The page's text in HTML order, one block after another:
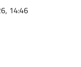
14:46